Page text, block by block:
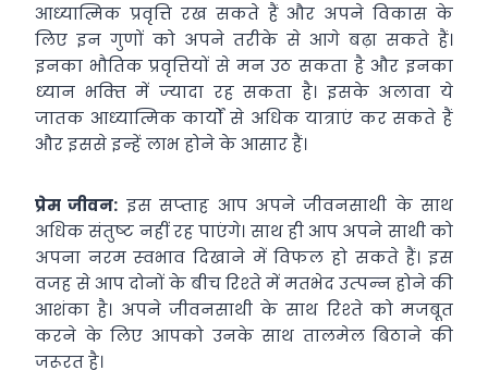
आध्‍यात्मिक प्रवृत्ति रख सकते हैं और अपने विकास के
लिए इन गुणों को अपने तरीके से आगे बढ़ा सकते हैं।
इनका भौतिक प्रवृत्तियों से मन उठ सकता है और इनका
ध्‍यान भक्‍ति में ज्‍यादा रह सकता है। इसके अलावा ये
जातक आध्‍यात्मिक कार्यों से अधिक यात्राएं कर सकते हैं
और इससे इन्‍हें लाभ होने के आसार हैं।
प्रेम जीवन: इस सप्‍ताह आप अपने जीवनसाथी के साथ
अधिक संतुष्‍ट नहीं रह पाएंगे। साथ ही आप अपने साथी को
अपना नरम स्‍वभाव दिखाने में विफल हो सकते हैं। इस
वजह से आप दोनों के बीच रिश्‍ते में मतभेद उत्‍पन्‍न होने की
आशंका है। अपने जीवनसाथी के साथ रिश्‍ते को मजबूत
करने के लिए आपको उनके साथ तालमेल बिठाने की
जरूरत है।